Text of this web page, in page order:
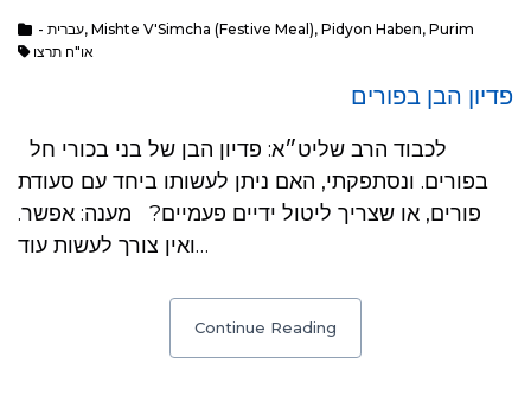
- עברית, Mishte V'Simcha (Festive Meal), Pidyon Haben, Purim
או"ח תרצו
פדיון הבן בפורים
בפורים. ונסתפקתי, האם ניתן לעשותו ביחד עם סעודת
פורים, או שצריך ליטול ידיים פעמיים? מענה: אפשר.
ואין צורך לעשות עוד…
Continue Reading